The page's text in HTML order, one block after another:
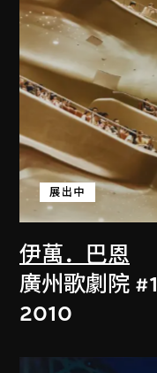
伊萬．巴恩
展出中
廣州歌劇院 #1
2010